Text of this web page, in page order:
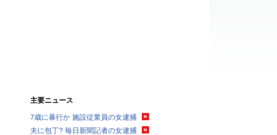
主要ニュース
7歳に暴行か 施設従業員の女逮捕
夫に包丁? 毎日新聞記者の女逮捕